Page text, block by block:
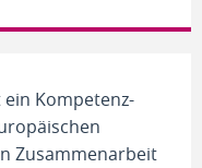
ein Kompetenz-
Zusammenarbeit